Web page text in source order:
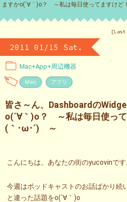
ますかo(´∀｀)o？ ～私は毎日使ってますけど
2011 01/15 Sat.
Mac+App+周辺機器
Mac アプリ
皆さ～ん、Dashboardの
o(´∀｀)o？ ～私は毎日使って
(｀･ω･´)ゞ～
こんにちは。あなたの街のyucovinで
今週はポッドキャストのお話ばかり続
と違った話題をo(´∀｀)o